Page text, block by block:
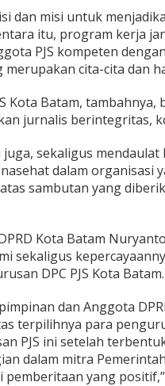
dan misi untuk
itu, program kerja
PJS kompeten
merupakan cita-cita dan
Kota Batam, tambahnya,
jurnalis berintegritas,
sekaligus
dalam organisasi
sambutan yang
Kota Batam
sekaligus
DPC PJS Kota Batam.
dan Anggota
terpilihnya para
PJS ini setelah
dalam mitra
yang